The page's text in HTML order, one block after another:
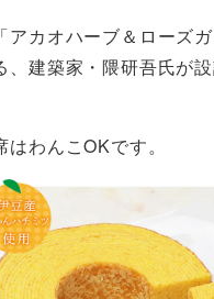
アカオハーブ＆ローズガ
、建築家・隈研吾氏が
はわんこOKです。